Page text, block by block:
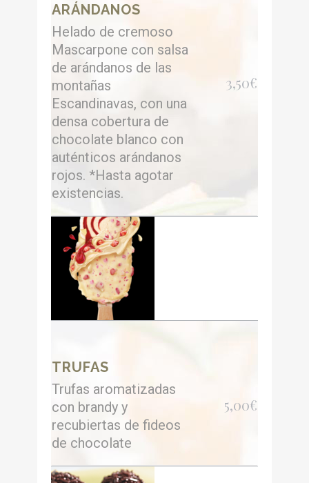
ARÁNDANOS
Helado de cremoso
Mascarpone con salsa
de arándanos de las
montañas
Escandinavas, con una
densa cobertura de
chocolate blanco con
auténticos arándanos
rojos. *Hasta agotar
existencias.
3,50€
TRUFAS
Trufas aromatizadas
con brandy y
recubiertas de fideos
de chocolate
5,00€